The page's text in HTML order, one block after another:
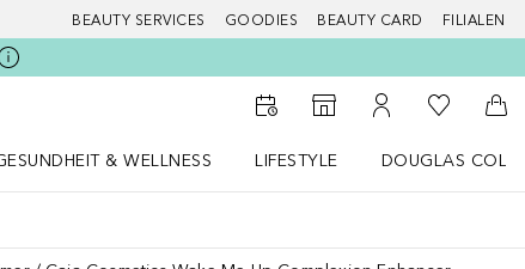
BEAUTY SERVICES GOODIES BEAUTY CARD FILIALEN
Zum Storefinder
Zu Meinem
Zu Meiner
& WELLNESS
LIFESTYLE
DOUGLAS